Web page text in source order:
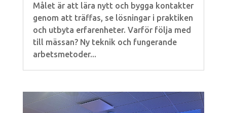
Målet är att lära nytt och bygga kontakter
genom att träffas, se lösningar i praktiken
och utbyta erfarenheter. Varför följa med
till mässan? Ny teknik och fungerande
arbetsmetoder...